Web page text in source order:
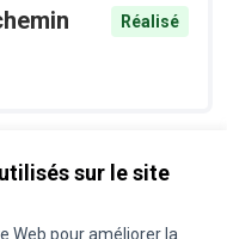
sur le site
Web pour améliorer la
Réalisé